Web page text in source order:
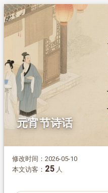
1.摘要
2.正文
月色满良宵，诗人共
2.2.
灯是元宵主角，承载
2.3.
历代灯市，盛景如画
2.4.一碗元宵，寄托团圆
2.5.
春回上元，意蕴悠长
元宵节诗话
修改时间：2026-05-10
本文访客： 25 人